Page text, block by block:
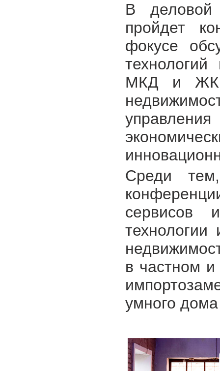
В деловой
пройдет
фокусе
МКД и ЖК,
Среди
сервисов
в частном
умного